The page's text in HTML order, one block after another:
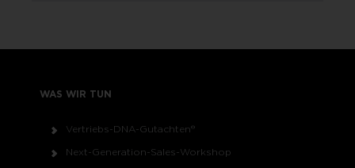
WAS WIR TUN
Vertriebs-DNA-Gutachten®
Next-Generation-Sales-Workshop